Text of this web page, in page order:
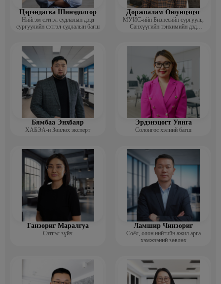
Цэрэндагва Шинэдолгор
Нийгэм сэтгэл судлалын дээд
сургуулийн сэтгэл судлалын багш
Доржпалам Оюунцэцэг
МУИС-ийн Бизнесийн сургууль,
Санхүүгийн тэнхимийн дэд
Бямбаа Энхбаяр
ХАБЭА-н Зөвлөх эксперт
Эрдэнэцогт Уянга
Солонгос хэлний багш
Ганзориг Маралгуа
Сэтгэл зүйч
Ламшир Чинзориг
Соёл, олон нийтийн ажил арга
хэмжээний зөвлөх